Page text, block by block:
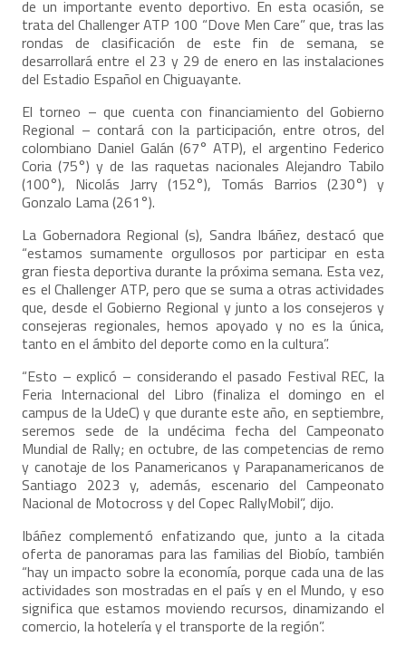
de un importante evento deportivo. En esta ocasión, se
trata del Challenger ATP 100 “Dove Men Care” que, tras las
rondas de clasificación de este fin de semana, se
desarrollará entre el 23 y 29 de enero en las instalaciones
del Estadio Español en Chiguayante.
El torneo – que cuenta con financiamiento del Gobierno
Regional – contará con la participación, entre otros, del
colombiano Daniel Galán (67° ATP), el argentino Federico
Coria (75°) y de las raquetas nacionales Alejandro Tabilo
(100°), Nicolás Jarry (152°), Tomás Barrios (230°) y
Gonzalo Lama (261°).
La Gobernadora Regional (s), Sandra Ibáñez, destacó que
“estamos sumamente orgullosos por participar en esta
gran fiesta deportiva durante la próxima semana. Esta vez,
es el Challenger ATP, pero que se suma a otras actividades
que, desde el Gobierno Regional y junto a los consejeros y
consejeras regionales, hemos apoyado y no es la única,
tanto en el ámbito del deporte como en la cultura”.
“Esto – explicó – considerando el pasado Festival REC, la
Feria Internacional del Libro (finaliza el domingo en el
campus de la UdeC) y que durante este año, en septiembre,
seremos sede de la undécima fecha del Campeonato
Mundial de Rally; en octubre, de las competencias de remo
y canotaje de los Panamericanos y Parapanamericanos de
Santiago 2023 y, además, escenario del Campeonato
Nacional de Motocross y del Copec RallyMobil”, dijo.
Ibáñez complementó enfatizando que, junto a la citada
oferta de panoramas para las familias del Biobío, también
“hay un impacto sobre la economía, porque cada una de las
actividades son mostradas en el país y en el Mundo, y eso
significa que estamos moviendo recursos, dinamizando el
comercio, la hotelería y el transporte de la región”.